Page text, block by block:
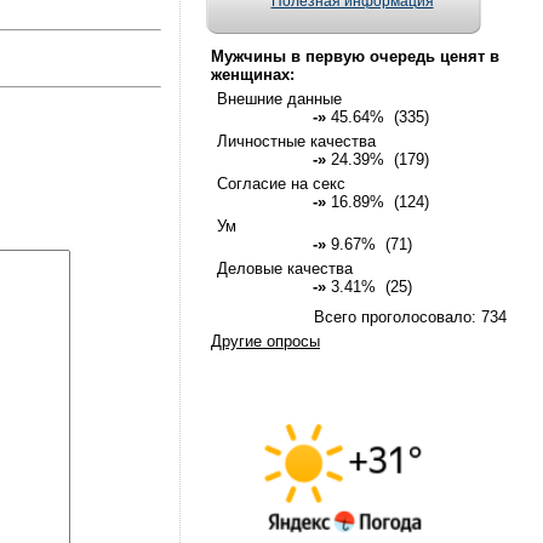
Мужчины в первую очередь ценят в
женщинах:
Внешние данные
-» 45.64% (335)
Личностные качества
-» 24.39% (179)
Согласие на секс
-» 16.89% (124)
Ум
-» 9.67% (71)
Деловые качества
-» 3.41% (25)
Всего проголосовало: 734
Другие опросы